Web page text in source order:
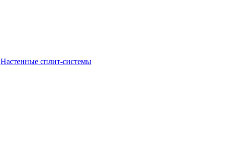
Настенные сплит-системы